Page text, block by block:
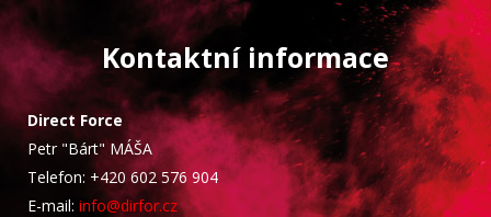
Kontaktní informace
Direct Force
Petr "Bárt" MÁŠA
Telefon: +420 602 576 904
E-mail: info@dirfor.cz